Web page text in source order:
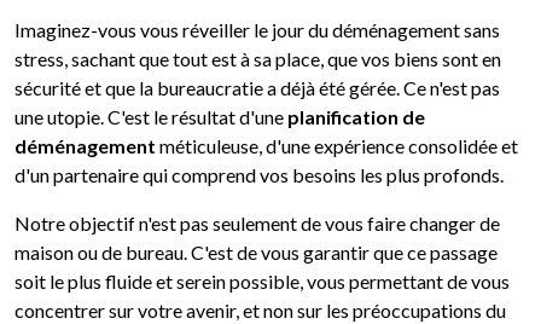
Imaginez-vous vous réveiller le jour du déménagement sans
stress, sachant que tout est à sa place, que vos biens sont en
sécurité et que la bureaucratie a déjà été gérée. Ce n'est pas
une utopie. C'est le résultat d'une planification de
déménagement méticuleuse, d'une expérience consolidée et
d'un partenaire qui comprend vos besoins les plus profonds.
Notre objectif n'est pas seulement de vous faire changer de
maison ou de bureau. C'est de vous garantir que ce passage
soit le plus fluide et serein possible, vous permettant de vous
concentrer sur votre avenir, et non sur les préoccupations du